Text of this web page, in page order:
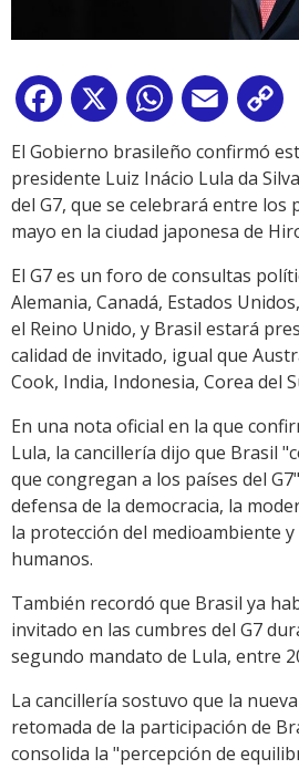
Facebook
X WhatsApp
Email
El Gobierno brasileño confirmó
presidente Luiz Inácio Lula da
del G7, que se celebrará entre los
mayo en la ciudad japonesa de
El G7 es un foro de consultas
Alemania, Canadá, Estados
el Reino Unido, y Brasil estará
calidad de invitado, igual que
Cook, India, Indonesia, Corea del
En una nota oficial en la que
Lula, la cancillería dijo que Brasil
que congregan a los países del
defensa de la democracia, la
la protección del medioambiente
humanos.
También recordó que Brasil ya
invitado en las cumbres del G7
segundo mandato de Lula, entre
La cancillería sostuvo que la
retomada de la participación de
consolida la "percepción de